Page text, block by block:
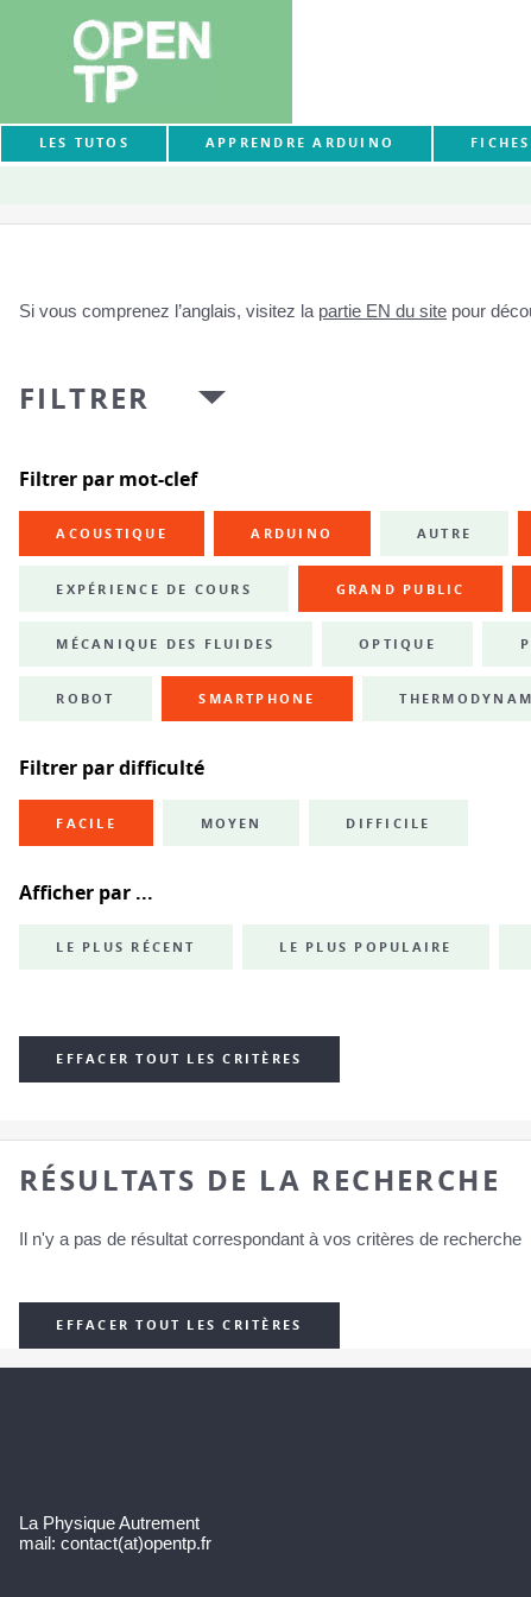
LES TUTOS APPRENDRE ARDUINO
Si vous comprenez l’anglais, visitez la partie EN du site pour
FILTRER
Filtrer par mot-clef
ACOUSTIQUE ARDUINO AUTRE
EXPÉRIENCE DE COURS GRAND PUBLIC
MÉCANIQUE DES FLUIDES OPTIQUE
ROBOT SMARTPHONE
Filtrer par difficulté
FACILE MOYEN DIFFICILE
Afficher par ...
LE PLUS RÉCENT LE PLUS POPULAIRE
EFFACER TOUT LES CRITÈRES
RÉSULTATS DE LA RECHERCHE
Il n'y a pas de résultat correspondant à vos critères de recherche
EFFACER TOUT LES CRITÈRES
La Physique Autrement
mail: contact(at)opentp.fr